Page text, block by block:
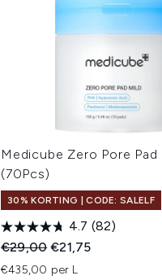
Medicube Zero Pore Pad
(70Pcs)
30% KORTING | CODE: SALELF
4.7 (82)
Recommended Retail Price:
€29,00Huidige prijs:
€21,75
€435,00 per L